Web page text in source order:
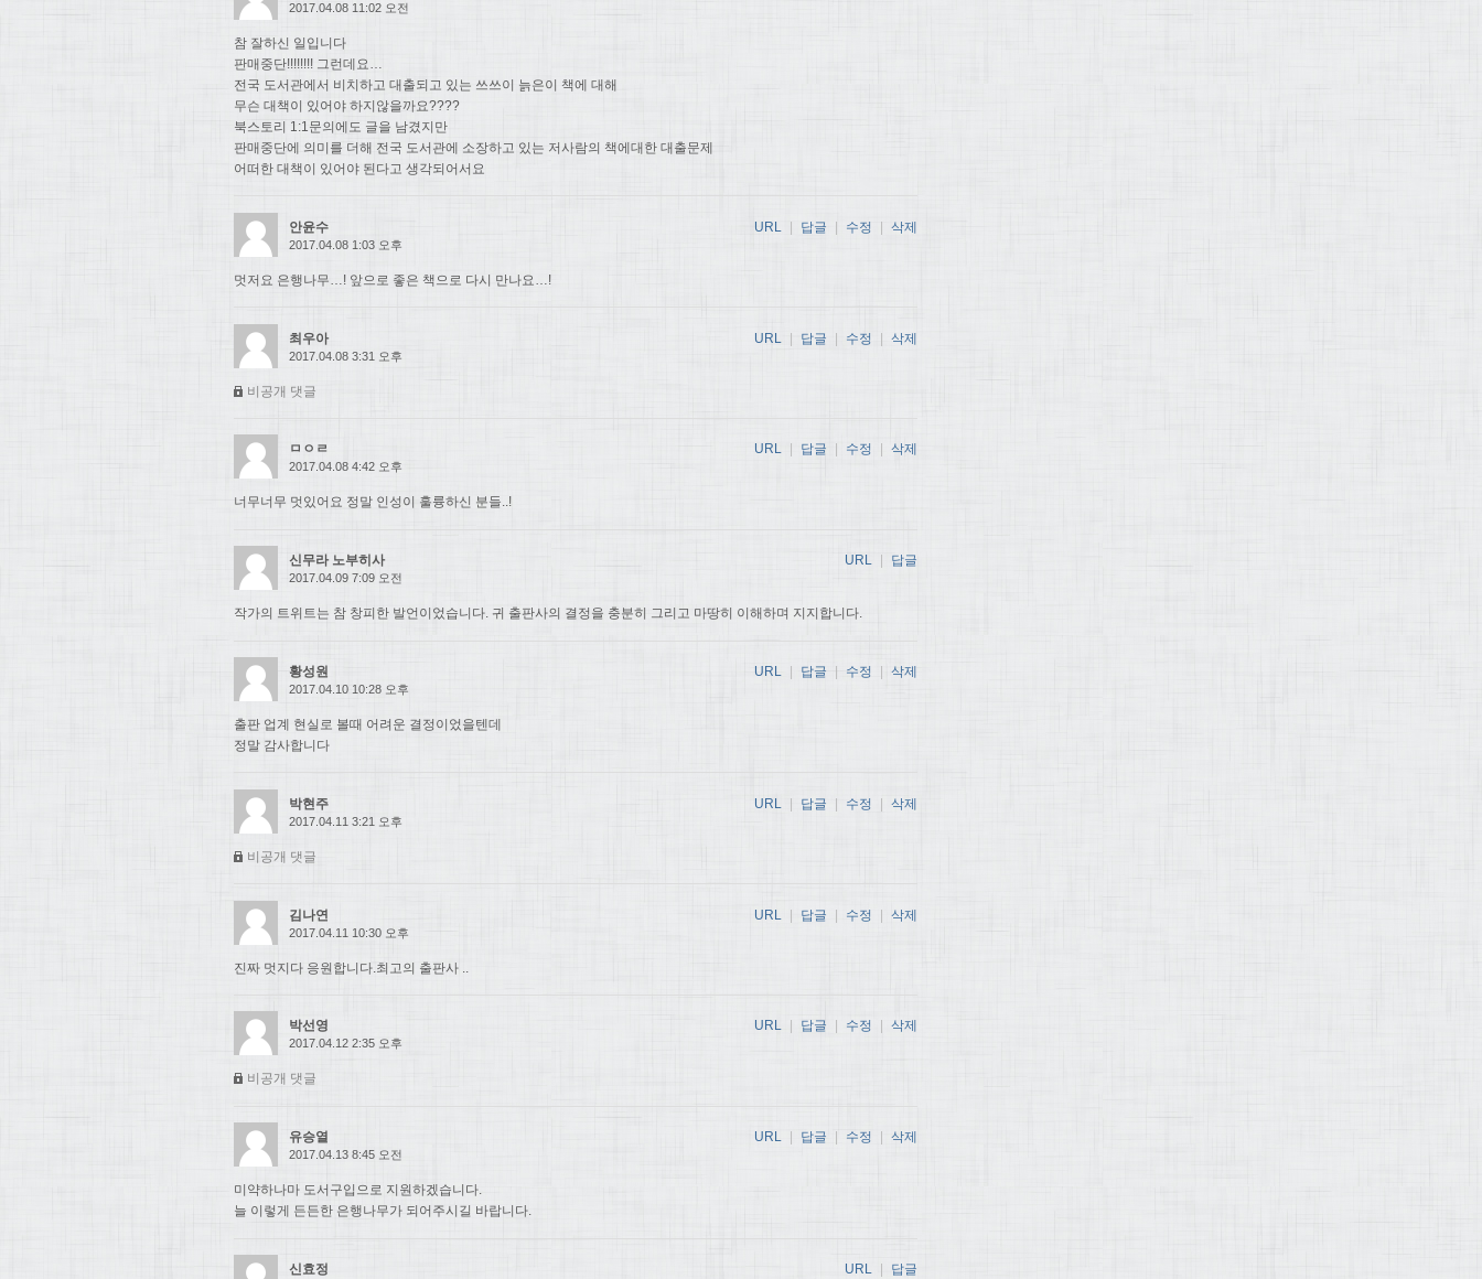
2017.04.08 11:02 오전
참 잘하신 일입니다
판매중단!!!!!!!! 그런데요…
전국 도서관에서 비치하고 대출되고 있는 쓰쓰이 늙은이 책에 대해
무슨 대책이 있어야 하지않을까요????
북스토리 1:1문의에도 글을 남겼지만
판매중단에 의미를 더해 전국 도서관에 소장하고 있는 저사람의 책에대한 대출문제
어떠한 대책이 있어야 된다고 생각되어서요
안윤수
2017.04.08 1:03 오후
멋저요 은행나무…! 앞으로 좋은 책으로 다시 만나요…!
URL | 답글 | 수정 | 삭제
최우아
2017.04.08 3:31 오후
비공개 댓글
URL | 답글 | 수정 | 삭제
ㅁㅇㄹ
2017.04.08 4:42 오후
너무너무 멋있어요 정말 인성이 훌륭하신 분들..!
URL 답글 수정 삭제
신무라 노부히사
2017.04.09 7:09 오전
작가의 트위트는 참 창피한 발언이었습니다. 귀 출판사의 결정을 충분히 그리고 마땅히 이해하며 지지합니다.
URL 답글
황성원
2017.04.10 10:28 오후
출판 업계 현실로 볼때 어려운 결정이었을텐데
정말 감사합니다
URL 답글 수정 삭제
박현주
2017.04.11 3:21 오후
비공개 댓글
URL | 답글 | 수정 | 삭제
김나연
2017.04.11 10:30 오후
진짜 멋지다 응원합니다.최고의 출판사 ..
URL | 답글 | 수정 | 삭제
박선영
2017.04.12 2:35 오후
비공개 댓글
URL 답글 수정 삭제
유승열
2017.04.13 8:45 오전
미약하나마 도서구입으로 지원하겠습니다.
늘 이렇게 든든한 은행나무가 되어주시길 바랍니다.
URL 답글 수정 삭제
신효정 URL 답글